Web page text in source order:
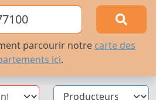
parcourir notre carte des
ici.